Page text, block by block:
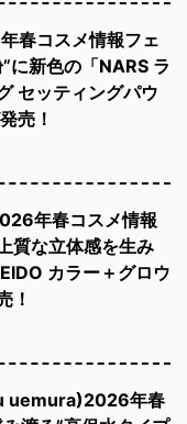
春コスメ情報フェ
に新色の「NARS ラ
セッティングパウ
売！
年春コスメ情報
質な立体感を生み
カラー＋グロウ
！
uemura)2026年春